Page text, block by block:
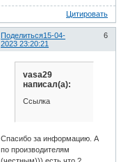
Цитировать
Поделиться 6
15-04-
2023 23:20:21
vasa29
написал(а):
Ссылка
Спасибо за информацию. А
по производителям